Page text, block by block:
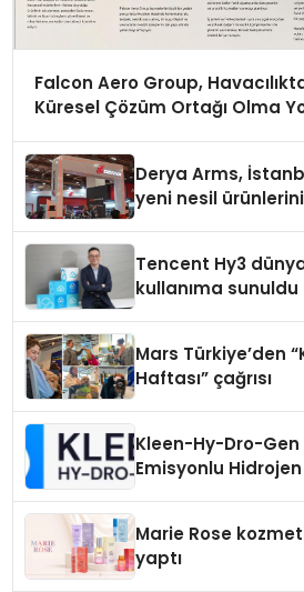
Falcon Aero Group,
Küresel Çözüm Ortağı Olma
Derya Arms,
yeni nesil
Tencent Hy3
kullanıma sunuldu
Mars Türkiye’den
Haftası” çağrısı
Kleen-Hy-Dro-Gen
Emisyonlu
Marie Rose
yaptı